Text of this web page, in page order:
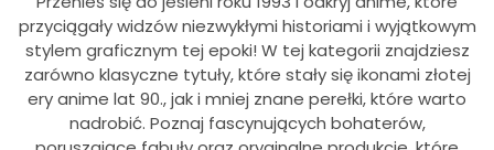
przyciągały widzów niezwykłymi historiami i wyjątkowym
stylem graficznym tej epoki! W tej kategorii znajdziesz
zarówno klasyczne tytuły, które stały się ikonami złotej
ery anime lat 90., jak i mniej znane perełki, które warto
nadrobić. Poznaj fascynujących bohaterów,